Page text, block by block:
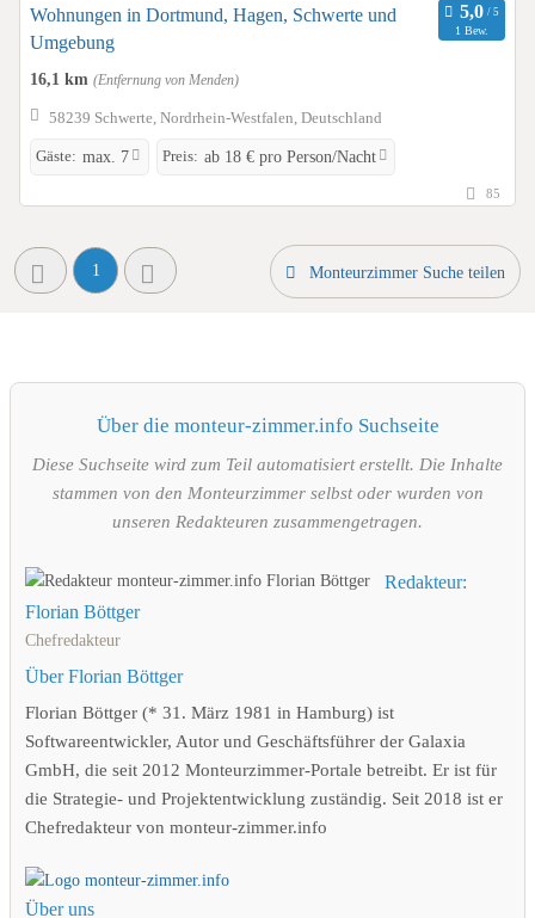
Wohnungen in Dortmund, Hagen, Schwerte und
Umgebung
1 Bew.
16,1 km (Entfernung von Menden)
58239 Schwerte, Nordrhein-Westfalen, Deutschland
Gäste: max. 7 Preis: ab 18 € pro Person/Nacht
85
1 Monteurzimmer Suche teilen
Über die monteur-zimmer.info Suchseite
Diese Suchseite wird zum Teil automatisiert erstellt. Die Inhalte
stammen von den Monteurzimmer selbst oder wurden von
unseren Redakteuren zusammengetragen.
Redakteur:
Florian Böttger
Chefredakteur
Über Florian Böttger
Florian Böttger (* 31. März 1981 in Hamburg) ist
Softwareentwickler, Autor und Geschäftsführer der Galaxia
GmbH, die seit 2012 Monteurzimmer-Portale betreibt. Er ist für
die Strategie- und Projektentwicklung zuständig. Seit 2018 ist er
Chefredakteur von monteur-zimmer.info
Über uns